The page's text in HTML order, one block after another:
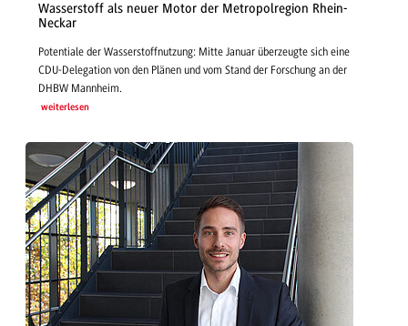
Wasserstoff als neuer Motor der Metropolregion Rhein-
Neckar
Potentiale der Wasserstoffnutzung: Mitte Januar überzeugte sich eine
CDU-Delegation von den Plänen und vom Stand der Forschung an der
DHBW Mannheim.
weiterlesen